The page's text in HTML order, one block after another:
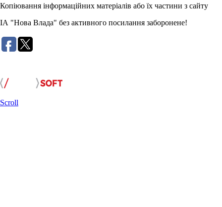
Копіювання інформаційних матеріалів або їх частини з сайту
ІА "Нова Влада" без активного посилання заборонене!
Scroll